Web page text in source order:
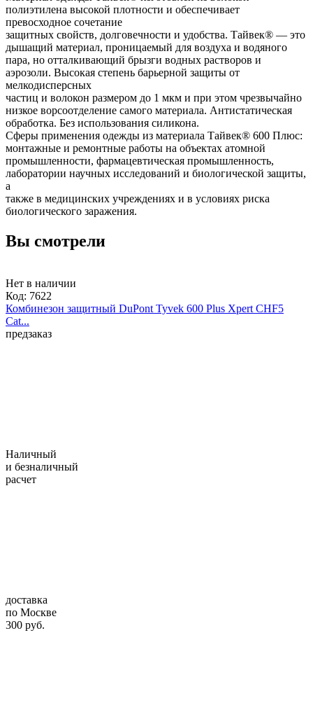
полиэтилена высокой плотности и обеспечивает
превосходное сочетание
защитных свойств, долговечности и удобства. Тайвек® — это
дышащий материал, проницаемый для воздуха и водяного
пара, но отталкивающий брызги водных растворов и
аэрозоли. Высокая степень барьерной защиты от
мелкодисперсных
частиц и волокон размером до 1 мкм и при этом чрезвычайно
низкое ворсоотделение самого материала. Антистатическая
обработка. Без использования силикона.
Сферы применения одежды из материала Тайвек® 600 Плюс:
монтажные и ремонтные работы на объектах атомной
промышленности, фармацевтическая промышленность,
лаборатории научных исследований и биологической защиты,
а
также в медицинских учреждениях и в условиях риска
биологического заражения.
Вы смотрели
Нет в наличии
Код: 7622
Комбинезон защитный DuPont Tyvek 600 Plus Xpert CHF5
Cat...
предзаказ
Наличный
и безналичный
расчет
доставка
по Москве
300 руб.